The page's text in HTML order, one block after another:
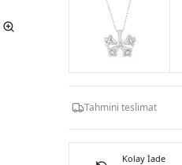
Tahmini teslimat
Kolay İade